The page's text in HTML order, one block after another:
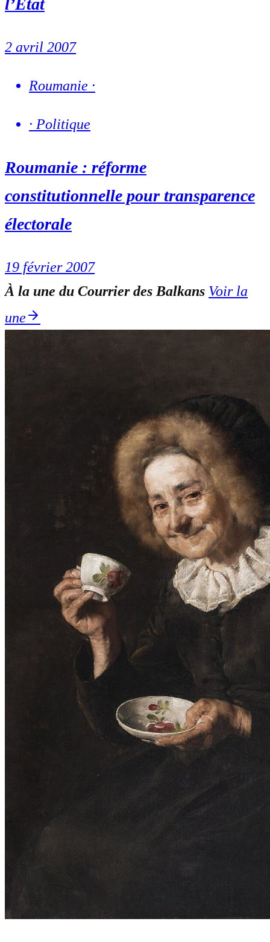
l’Etat
2 avril 2007
Roumanie ·
· Politique
Roumanie : réforme
constitutionnelle pour transparence
électorale
19 février 2007
À la une du Courrier des Balkans Voir la
une